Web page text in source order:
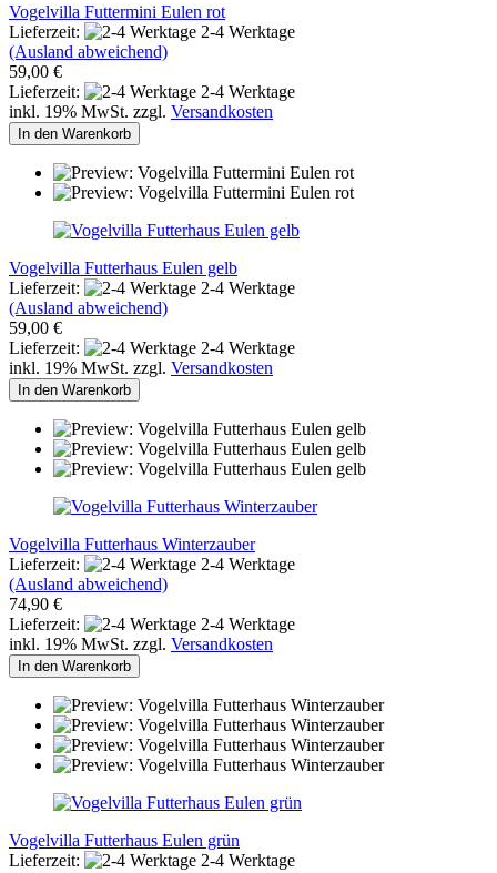
Vogelvilla Futtermini Eulen rot
Lieferzeit:
2-4 Werktage
(Ausland abweichend)
59,00 €
Lieferzeit:
2-4 Werktage
inkl. 19% MwSt. zzgl. Versandkosten
In den Warenkorb
Vogelvilla Futterhaus Eulen gelb
Lieferzeit:
2-4 Werktage
(Ausland abweichend)
59,00 €
Lieferzeit:
2-4 Werktage
inkl. 19% MwSt. zzgl. Versandkosten
In den Warenkorb
Vogelvilla Futterhaus Winterzauber
Lieferzeit:
2-4 Werktage
(Ausland abweichend)
74,90 €
Lieferzeit:
2-4 Werktage
inkl. 19% MwSt. zzgl. Versandkosten
In den Warenkorb
Vogelvilla Futterhaus Eulen grün
Lieferzeit:
2-4 Werktage